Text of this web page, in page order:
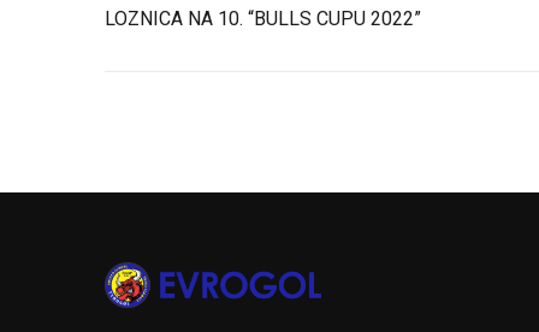
LOZNICA NA 10. “BULLS CUPU 2022”